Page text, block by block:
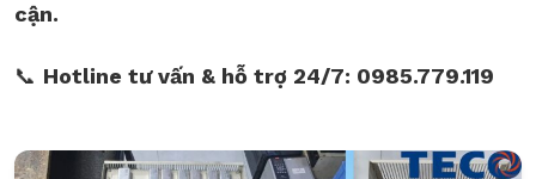
cận.
📞 Hotline tư vấn & hỗ trợ 24/7: 0985.779.119